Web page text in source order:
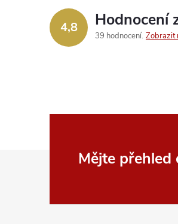
4,8 Hodnocení
39 hodnocení Zobrazit
Mějte přehled